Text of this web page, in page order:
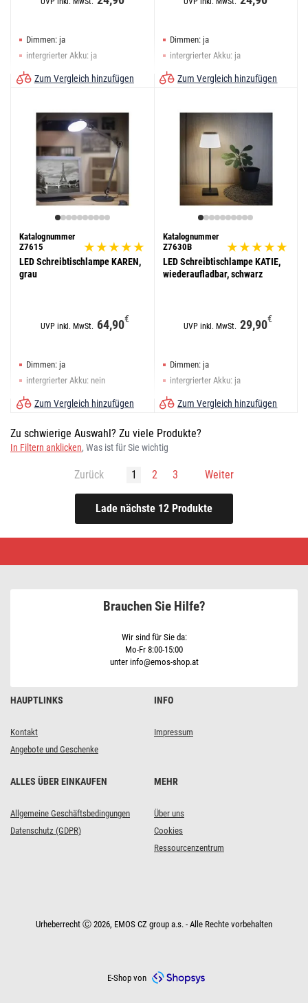
Dimmen: ja
intergrierter Akku: ja
Zum Vergleich hinzufügen
Dimmen: ja
intergrierter Akku: ja
Zum Vergleich hinzufügen
Katalognummer
Z7615
LED Schreibtischlampe KAREN,
grau
UVP inkl. MwSt. 64,90€
Dimmen: ja
intergrierter Akku: nein
Zum Vergleich hinzufügen
Katalognummer
Z7630B
LED Schreibtischlampe KATIE,
wiederaufladbar, schwarz
UVP inkl. MwSt. 29,90€
Dimmen: ja
intergrierter Akku: ja
Zum Vergleich hinzufügen
Zu schwierige Auswahl? Zu viele Produkte?
In Filtern anklicken, Was ist für Sie wichtig
Zurück 1 2 3 Weiter
HAUPTLINKS
Kontakt
Angebote und Geschenke
INFO
Impressum
ALLES ÜBER EINKAUFEN
Allgemeine Geschäftsbedingungen
Datenschutz (GDPR)
MEHR
Über uns
Cookies
Ressourcenzentrum
Brauchen Sie Hilfe?
Wir sind für Sie da:
Mo-Fr 8:00-15:00
unter info@emos-shop.at
Urheberrecht Ⓒ 2026, EMOS CZ group a.s. - Alle Rechte vorbehalten
E-Shop von